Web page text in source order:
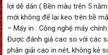
lợi dễ dán ( Bền màu trên 5
mới không để lại keo trên bề
– Máy in : Công nghệ máy
Được đánh giá cao so với các
phân giải cao in nét, không kẻ